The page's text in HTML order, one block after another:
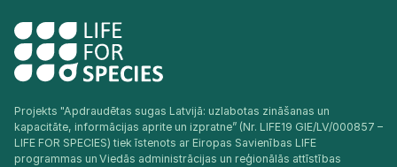
Projekts "Apdraudētas sugas Latvijā: uzlabotas zināšanas un
kapacitāte, informācijas aprite un izpratne” (Nr. LIFE19 GIE/LV/000857 –
LIFE FOR SPECIES) tiek īstenots ar Eiropas Savienības LIFE
programmas un Viedās administrācijas un reģionālās attīstības